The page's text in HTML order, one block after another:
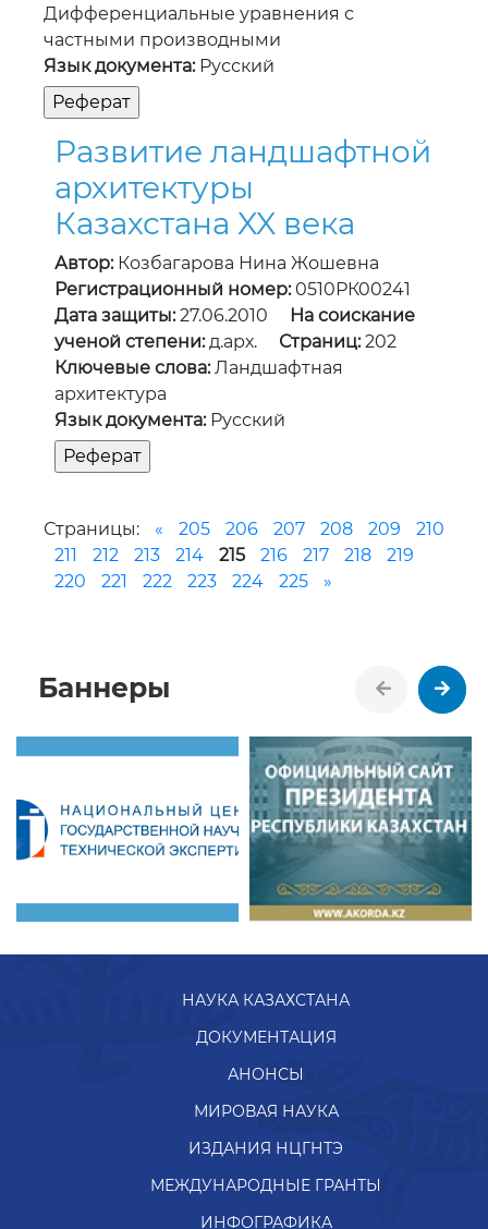
Дифференциальные уравнения с
частными производными
Язык документа:Русский
Развитие ландшафтной
архитектуры
Казахстана XX века
Автор:Козбагарова Нина Жошевна
Регистрационный номер:0510РК00241
Дата защиты:27.06.2010
На соискание
ученой степени:д.арх. Страниц:202
Ключевые слова:Ландшафтная
архитектура
Язык документа:Русский
Страницы: « 205 206 207 208 209
210
211
212 213 214 215 216 217 218
219
220
221 222 223 224 225 »
Баннеры
НАУКА КАЗАХСТАНА
ДОКУМЕНТАЦИЯ
АНОНСЫ
МИРОВАЯ НАУКА
ИЗДАНИЯ НЦГНТЭ
МЕЖДУНАРОДНЫЕ ГРАНТЫ
ИНФОГРАФИКА